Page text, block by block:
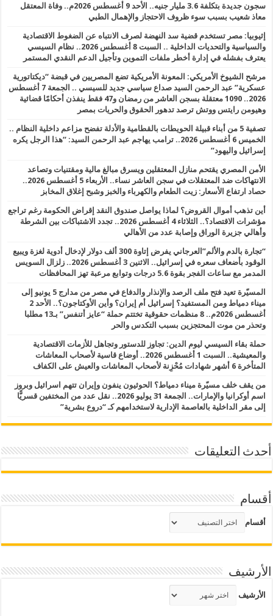
سجون جديدة بتكلفة 3.6 مليار جنيه.. الأحد 9 أغسطس 2026م.. وفاة المعتقل
معاذ شعيب بسبب سوء ظروف الاحتجاز والإهمال الطبي
إثيوبيا: مصر تستخدم قضية سد النهضة لصرف الانتباه عن الضغوط الاقتصادية
والسياسية والتحديات الداخلية .. السبت 8 أغسطس 2026.. نظام السيسي
يعترف بفشله في إدارة أخطر ملفات التموين وتأجيل الدعم النقدي المستمر
مرشح الشيوخ الأمريكي: المعونة الأمريكية تضع المصريين في قبضة “ديكتاتورية
عسكرية” عبد الرحمن السيد صداع سياسي جديد للسيسي .. الجمعة 7 أغسطس
2026.. 1090 معتقلة بسجن العاشر من رمضان و47 فقط ينفذن أحكامًا قضائية
وهيومن رايتس ووتش ترصد تدهور الحقوق والحريات بمصر
تصفية 5 من أبناء قبيلة الحويطات بالقطامية والأدلة تفضح مزاعم داخلية النظام ..
الخميس 6 أغسطس 2026.. ترامب يهاجم عبد الرحمن السيد: “هذا الرجل يكره
إسرائيل واليهود”
الأمن المصري يقتحم منازل المعتقلين ويسرق مبالغ مالية ومقتنيات وتصاعد
الانتهاكات ضد المعتقلات في سجن العاشر نساء.. الأربعاء 5 أغسطس 2026..
حصاد ارتفاع الأسعار: زيت الطعام والكهرباء والخبز وشبح إغلاق المخابز
أين تذهب أموال القروض؟ لماذا يواصل صندوق النقد إقراض الحكومة رغم تراجع
مؤشرات الاقتصاد؟.. الثلاثاء 4 أغسطس 2026.. تجدد الاشتباكات بين الشرطة
وأهالي جزيرة الوراق وإصابة عدد من الأهالي
“تجارة بالدم والألم”العرجاني يفرض إتاوة 300 ألف دولار لإدخال أدوية لغزة ويبيع
الوقود بأضعاف سعره في إسرائيل.. الاثنين 3 أغسطس 2026.. زلزال السويس
المدمر مع ساعات الفجر بقوة 5.6 درجات وتوابع مرعبة تهز المحافظات
المسيّرة تعيد فتح ملف الرصد والإنذار والدفاع في مصر من مدارج 5 يونيو إلى
ميناء دمياط ومن المستفيد؟ إسرائيل أم إيران؟ وأين الأوكتاجون؟.. الأحد 2
أغسطس 2026م.. 8 منظمات حقوقية تختتم حملة “عايز أتنفس” بـ13 مطلبا
وتحذر من موت المحتجزين بسبب التكدس والحر
حملة بقاء السيسي ليوم الدين: تجاوز للدستور وتجاهل للأزمات الاقتصادية
والمعيشية.. السبت 1 أغسطس 2026.. أوضاع قاسية لأصحاب المعاشات
المتأخرة 6 أشهر شهادات مُحْزِنة لأصحاب المعاشات والعيش على الكفاف
من يقف خلف مسيّرة ميناء دمياط؟ الحوثيون ينفون وإيران تتهم اسرائيل وبروز
اسم أوكرانيا والإمارات.. الجمعة 31 يوليو 2026.. نقل عدد من المختفين قسريًّا
إلى مقر الداخلية بالعاصمة الإدارية لاستخدامهم كـ “دروع بشرية”
أحدث التعليقات
أقسام
أقسام
الأرشيف
الأرشيف